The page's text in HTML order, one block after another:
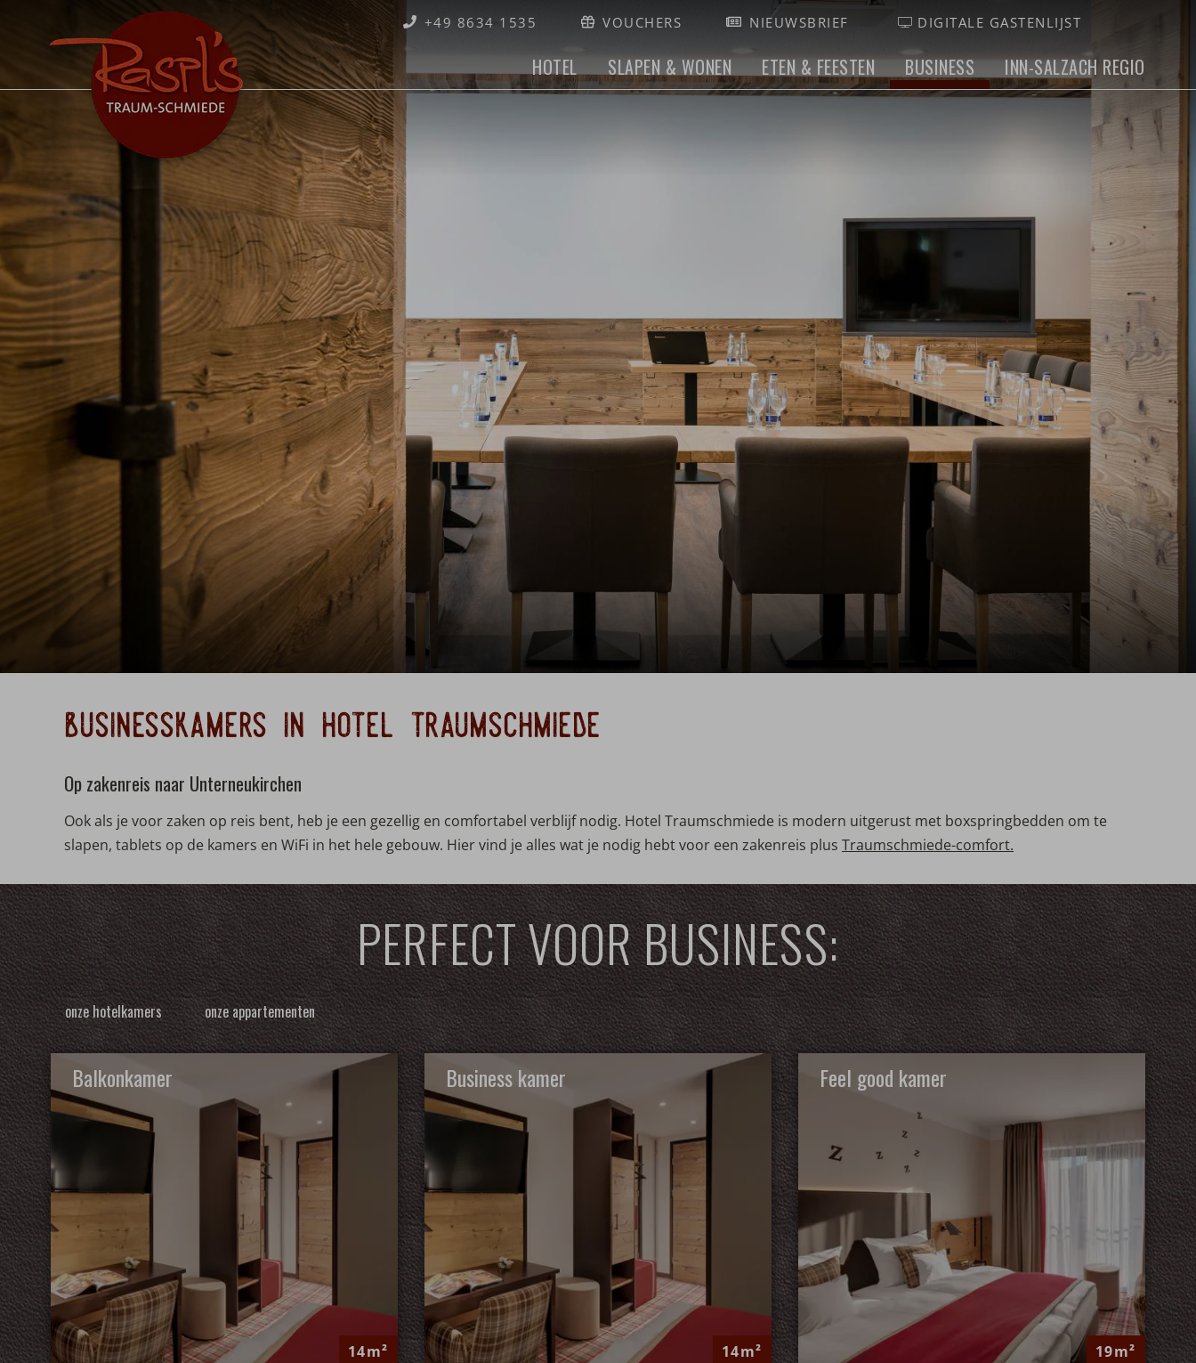
+49 8634 1535 VOUCHERS NIEUWSBRIEF DIGITALE GASTENLIJST
HOTEL SLAPEN & WONEN ETEN & FEESTEN BUSINESS INN-SALZACH REGIO
businesskamers in hotel traumschmiede
Op zakenreis naar Unterneukirchen
Ook als je voor zaken op reis bent, heb je een gezellig en comfortabel verblijf nodig. Hotel Traumschmiede is modern uitgerust met boxspringbedden om te
slapen, tablets op de kamers en WiFi in het hele gebouw. Hier vind je alles wat je nodig hebt voor een zakenreis plus Traumschmiede-comfort.
PERFECT VOOR BUSINESS:
onze hotelkamers onze appartementen
Balkonkamer
14m²
Business kamer
14m²
Feel good kamer
19m²